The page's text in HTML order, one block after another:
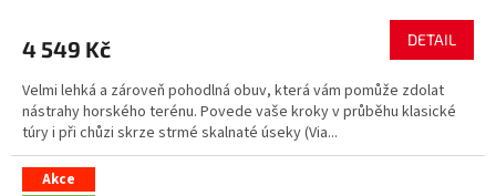
4 549 Kč DETAIL
Velmi lehká a zároveň pohodlná obuv, která vám pomůže zdolat
nástrahy horského terénu. Povede vaše kroky v průběhu klasické
túry i při chůzi skrze strmé skalnaté úseky (Via...
Akce